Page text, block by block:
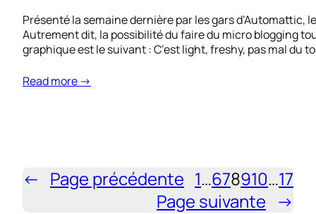
Présenté la semaine dernière par les gars
Autrement dit, la possibilité du faire du micro blogging
graphique est le suivant : C’est light, freshy, pas mal du
Read more →
← Page précédente 1…678910…17
Page suivante →